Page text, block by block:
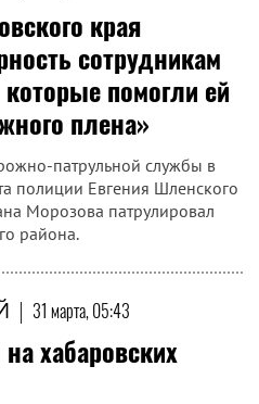
края
сотрудникам
помогли ей
плена»
службы в
полиции Евгения Шленского
Морозова патрулировал
района.
| 31 марта, 05:43
хабаровских